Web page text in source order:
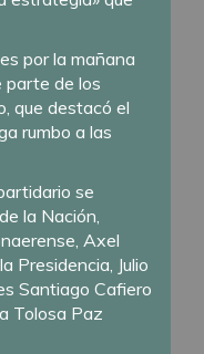
por la mañana
parte de los
que destacó el
rumbo a las
se
la Nación,
Axel
Presidencia, Julio
Santiago Cafiero
Tolosa Paz